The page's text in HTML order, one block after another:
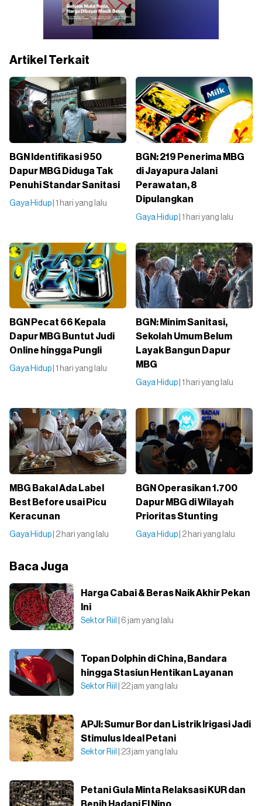
Artikel Terkait
BGN Identifikasi 950
Dapur MBG Diduga Tak
Penuhi Standar Sanitasi
Gaya Hidup | 1 hari yang lalu
BGN: 219 Penerima MBG
di Jayapura Jalani
Perawatan, 8
Dipulangkan
Gaya Hidup | 1 hari yang lalu
BGN Pecat 66 Kepala
Dapur MBG Buntut Judi
Online hingga Pungli
Gaya Hidup | 1 hari yang lalu
BGN: Minim Sanitasi,
Sekolah Umum Belum
Layak Bangun Dapur
MBG
Gaya Hidup | 1 hari yang lalu
MBG Bakal Ada Label
Best Before usai Picu
Keracunan
Gaya Hidup | 2 hari yang lalu
BGN Operasikan 1.700
Dapur MBG di Wilayah
Prioritas Stunting
Gaya Hidup | 2 hari yang lalu
Baca Juga
Harga Cabai & Beras Naik Akhir Pekan
Ini
Sektor Riil | 6 jam yang lalu
Topan Dolphin di China, Bandara
hingga Stasiun Hentikan Layanan
Sektor Riil | 22 jam yang lalu
APJI: Sumur Bor dan Listrik Irigasi Jadi
Stimulus Ideal Petani
Sektor Riil | 23 jam yang lalu
Petani Gula Minta Relaksasi KUR dan